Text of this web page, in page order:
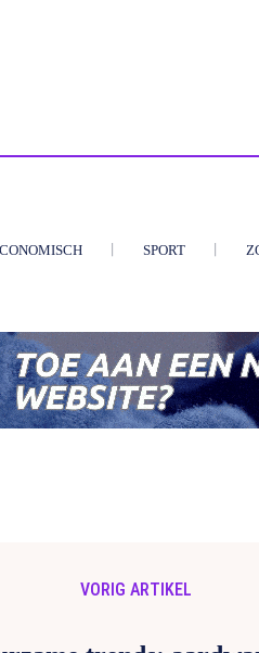
SPORT
VORIG ARTIKEL